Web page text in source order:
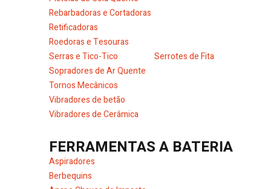
Rebarbadoras e Cortadoras
Retificadoras
Roedoras e Tesouras
Serras e Tico-Tico
Serrotes de Fita
Sopradores de Ar Quente
Tornos Mecânicos
Vibradores de betão
Vibradores de Cerâmica
FERRAMENTAS A BATERIA
Aspiradores
Berbequins